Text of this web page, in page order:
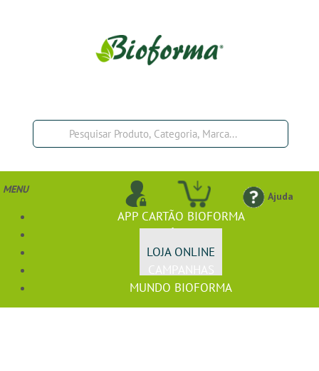
Ajuda
MENU
APP CARTÃO BIOFORMA
LOJA ONLINE
MUNDO BIOFORMA